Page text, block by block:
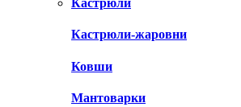
Кастрюли
Кастрюли-жаровни
Ковши
Мантоварки